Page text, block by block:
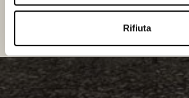
Rifiuta